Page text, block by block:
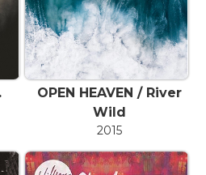
OPEN HEAVEN / River
Wild
2015